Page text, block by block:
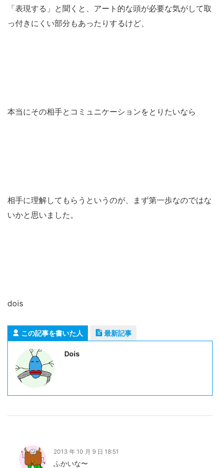
「表現する」と聞くと、アート的な頭が必要な気がして取
っ付きにくい部分もあったりするけど、
本当にその相手とコミュニケーションをとりたいなら
相手に理解してもらうというのが、まず第一歩なのではな
いかと思いました。
dois
この記事を書いた人 最新記事
Dois
2013 年 10 月 9 日 18:51
ふかいな〜